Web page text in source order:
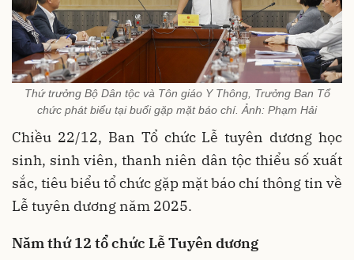
Thứ trưởng Bộ Dân tộc và Tôn giáo Y Thông, Trưởng Ban Tổ
chức phát biểu tại buổi gặp mặt báo chí. Ảnh: Phạm Hải
Chiều 22/12, Ban Tổ chức Lễ tuyên dương học
sinh, sinh viên, thanh niên dân tộc thiểu số xuất
sắc, tiêu biểu tổ chức gặp mặt báo chí thông tin về
Lễ tuyên dương năm 2025.
Năm thứ 12 tổ chức Lễ Tuyên dương